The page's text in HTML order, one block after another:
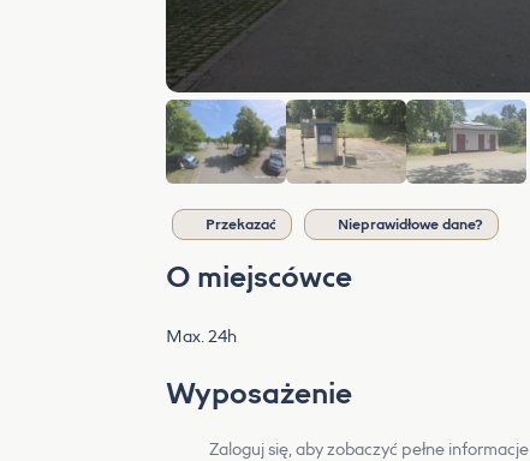
Przekazać Nieprawidłowe dane?
O miejscówce
Max. 24h
Wyposażenie
Zaloguj się, aby zobaczyć pełne informacje